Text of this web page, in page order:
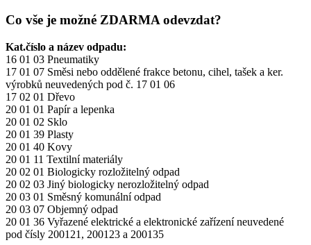
Co vše je možné ZDARMA odevzdat?
Kat.číslo a název odpadu:
16 01 03 Pneumatiky
17 01 07 Směsi nebo oddělené frakce betonu, cihel, tašek a ker.
výrobků neuvedených pod č. 17 01 06
17 02 01 Dřevo
20 01 01 Papír a lepenka
20 01 02 Sklo
20 01 39 Plasty
20 01 40 Kovy
20 01 11 Textilní materiály
20 02 01 Biologicky rozložitelný odpad
20 02 03 Jiný biologicky nerozložitelný odpad
20 03 01 Směsný komunální odpad
20 03 07 Objemný odpad
20 01 36 Vyřazené elektrické a elektronické zařízení neuvedené
pod čísly 200121, 200123 a 200135